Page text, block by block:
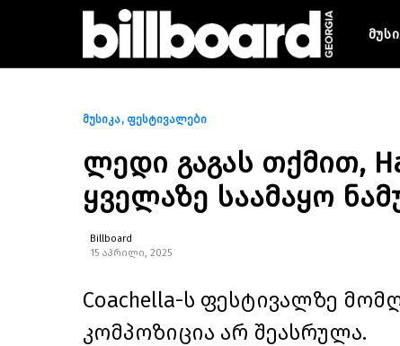
მუსიკა ფესტივალები
ლედი გაგას თქმით,
ყველაზე საამაყო
Billboard
15 აპრილი, 2025
Coachella-ს ფესტივალზე
კომპოზიცია არ შეასრულა.